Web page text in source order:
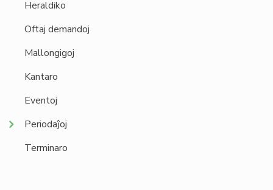
Heraldiko
Oftaj demandoj
Mallongigoj
Kantaro
Eventoj
Periodaĵoj
Terminaro